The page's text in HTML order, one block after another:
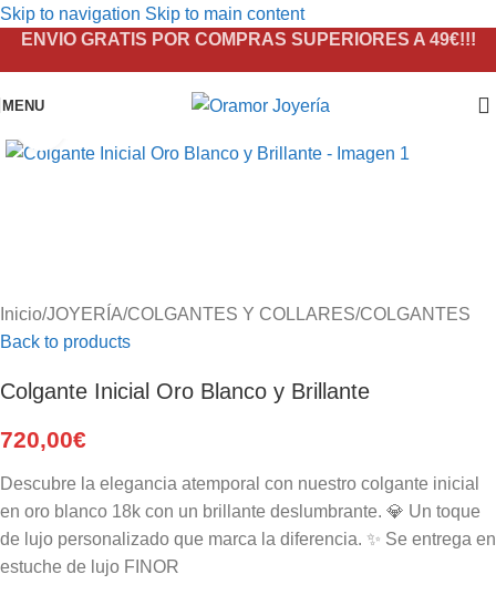
Skip to navigation Skip to main content
ENVIO GRATIS POR COMPRAS SUPERIORES A 49€!!!
MENU
Inicio/JOYERÍA/COLGANTES Y COLLARES/COLGANTES
Back to products
Colgante Inicial Oro Blanco y Brillante
720,00€
Descubre la elegancia atemporal con nuestro colgante inicial
en oro blanco 18k con un brillante deslumbrante. 💎 Un toque
de lujo personalizado que marca la diferencia. ✨ Se entrega en
estuche de lujo FINOR